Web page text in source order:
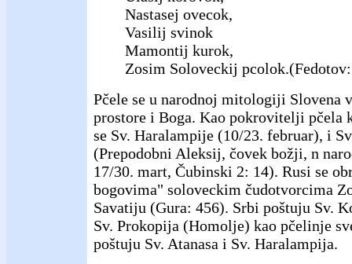
Nastasej ovecok,
Vasilij svinok
Mamontij kurok,
Zosim Soloveckij
Pčele se u narodnoj mitologiji Slovena
prostore i Boga. Kao pokrovitelji pčela
se Sv. Haralampije (10/23. februar), i
(Prepodobni Aleksij, čovek božji, n
17/30. mart, Čubinski 2: 14). Rusi se
bogovima" soloveckim čudotvorcima
Savatiju (Gura: 456). Srbi poštuju Sv.
Sv. Prokopija (Homolje) kao pčelinje
poštuju Sv. Atanasa i Sv. Haralampija.